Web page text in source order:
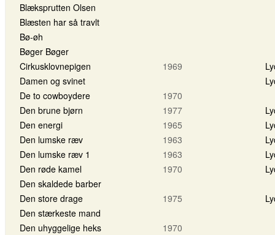
Blæksprutten Olsen
Blæsten har så travlt
Bø-øh
Bøger Bøger
Cirkusklovnepigen
1969
Damen og svinet
De to cowboydere
1970
Den brune bjørn
1977
Den energi
1965
Den lumske ræv
1963
Den lumske ræv 1
1963
Den røde kamel
1970
Den skaldede barber
Den store drage
1975
Den stærkeste mand
Den uhyggelige heks
1970